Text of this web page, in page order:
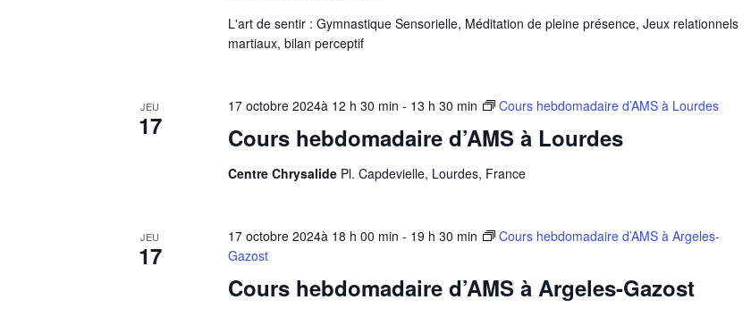
L'art de sentir : Gymnastique Sensorielle, Méditation de pleine présence, Jeux relationnels
martiaux, bilan perceptif
JEU
17 Cours hebdomadaire d’AMS à Lourdes
17 octobre 2024à 12 h 30 min - 13 h 30 min Cours hebdomadaire d’AMS à Lourdes
Centre Chrysalide Pl. Capdevielle, Lourdes, France
JEU
17
Cours hebdomadaire d’AMS à Argeles-Gazost
17 octobre 2024à 18 h 00 min - 19 h 30 min
Cours hebdomadaire d’AMS à Argeles-
Gazost